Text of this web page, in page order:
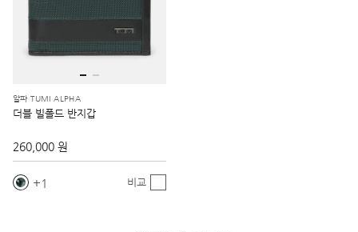
알파 TUMI ALPHA
더블 빌폴드 반지갑
260,000 원
1 비교